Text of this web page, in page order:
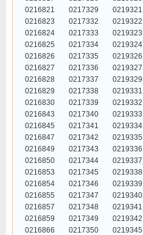
0216821
0217329 0219321
0216823
0217332 0219322
0216824
0217333 0219323
0216825
0217334 0219324
0216826
0217335 0219326
0216827
0217336 0219327
0216828
0217337 0219329
0216829
0217338 0219331
0216830
0217339 0219332
0216843
0217340 0219333
0216845
0217341 0219334
0216847
0217342 0219335
0216849
0217343 0219336
0216850
0217344 0219337
0216853
0217345 0219338
0216854
0217346 0219339
0216855
0217347 0219340
0216857
0217348 0219341
0216859
0217349 0219342
0216866
0217350 0219345